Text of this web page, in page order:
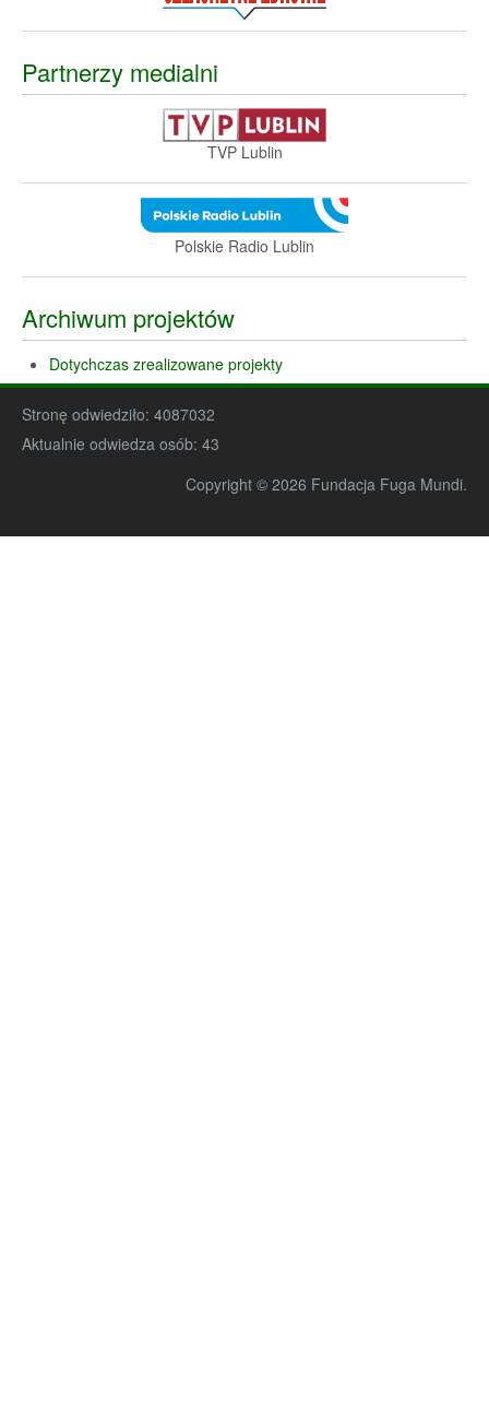
Partnerzy medialni
TVP Lublin
Polskie Radio Lublin
Archiwum projektów
Dotychczas zrealizowane projekty
Stronę odwiedziło: 4087032
Aktualnie odwiedza osób: 43
Copyright © 2026 Fundacja Fuga Mundi.